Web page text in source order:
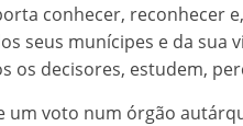
conhecer, reconhecer
seus munícipes e da sua
os decisores, estudem,
um voto num órgão